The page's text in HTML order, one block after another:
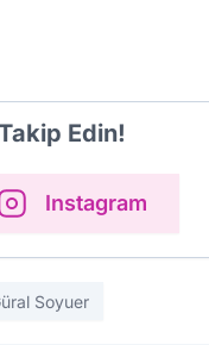
Edin!
Instagram
Soyuer